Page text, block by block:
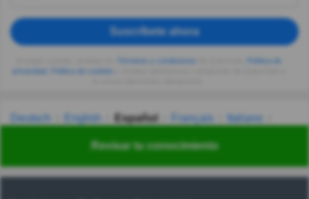
Revisar tu conocimiento
Suscríbete ahora
privacidad
Deutsch English Español Français
Italiano
Українська हिन्दी 한국어 汉语